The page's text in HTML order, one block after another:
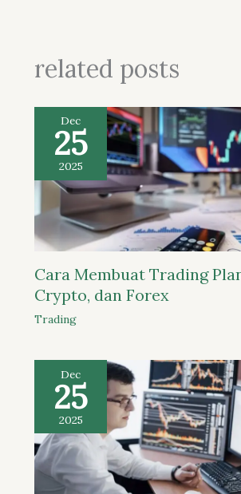
related posts
Dec
25
2025
Cara Membuat Trading
Crypto, dan Forex
Trading
Dec
25
2025